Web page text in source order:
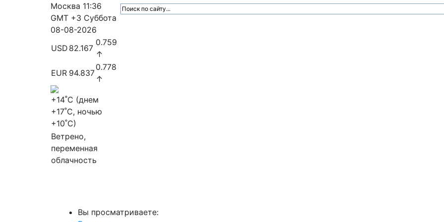
Москва 11:36
GMT +3 Суббота
08-08-2026
USD 82.167
0.759
↑
EUR 94.837
0.778
↑
+14˚C (днем
+17˚C, ночью
+10˚C)
Ветрено,
переменная
облачность
Вы просматриваете: